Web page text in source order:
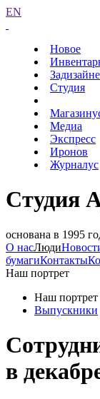
EN
Новое
Студия
Медиа
Экспресс
Иронов
Журналус
Студия
основана в 1995
О насЛюди
бумагиКонтакты
Наш портрет
Наш портрет
Выпускники
в